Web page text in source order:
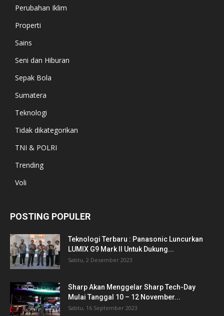
Perubahan Iklim
Properti
Sains
Seni dan Hiburan
Sepak Bola
Sumatera
Teknologi
Tidak dikategorikan
TNI & POLRI
Trending
Voli
POSTING POPULER
Teknologi Terbaru : Panasonic Luncurkan
LUMIX G9 Mark II Untuk Dukung...
Sabtu, 2 Desember 2023
Sharp Akan Menggelar Sharp Tech-Day
Mulai Tanggal 10 – 12 November...
Sabtu, 16 September 2023